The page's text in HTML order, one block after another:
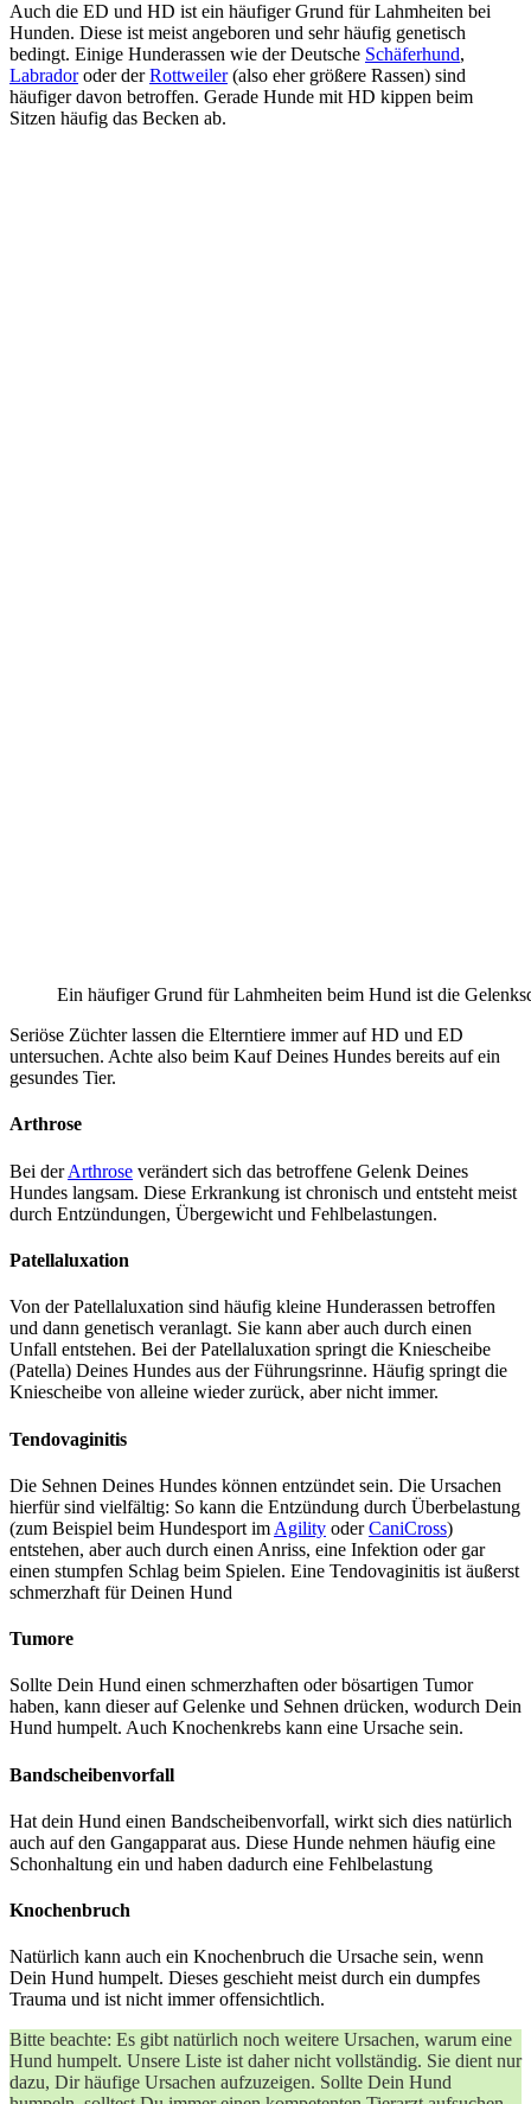
Auch die ED und HD ist ein häufiger Grund für Lahmheiten bei
Hunden. Diese ist meist angeboren und sehr häufig genetisch
bedingt. Einige Hunderassen wie der Deutsche Schäferhund,
Labradoroder derRottweiler(also eher größere Rassen) sind
häufiger davon betroffen. Gerade Hunde mit HD kippen beim
Sitzen häufig das Becken ab.
Ein häufiger Grund für Lahmheiten beim Hund ist die
Seriöse Züchter lassen die Elterntiere immer auf HD und ED
untersuchen. Achte also beim Kauf Deines Hundes bereits auf ein
gesundes Tier.
Arthrose
Bei derArthrose verändert sich das betroffene Gelenk Deines
Hundes langsam. Diese Erkrankung ist chronisch und entsteht meist
durch Entzündungen, Übergewicht und Fehlbelastungen.
Patellaluxation
Von der Patellaluxation sind häufig kleine Hunderassen betroffen
und dann genetisch veranlagt. Sie kann aber auch durch einen
Unfall entstehen. Bei der Patellaluxation springt die Kniescheibe
(Patella) Deines Hundes aus der Führungsrinne. Häufig springt die
Kniescheibe von alleine wieder zurück, aber nicht immer.
Tendovaginitis
Die Sehnen Deines Hundes können entzündet sein. Die Ursachen
hierfür sind vielfältig: So kann die Entzündung durch Überbelastung
(zum Beispiel beim Hundesport im Agility oderCaniCross)
entstehen, aber auch durch einen Anriss, eine Infektion oder gar
einen stumpfen Schlag beim Spielen. Eine Tendovaginitis ist äußerst
schmerzhaft für Deinen Hund
Tumore
Sollte Dein Hund einen schmerzhaften oder bösartigen Tumor
haben, kann dieser auf Gelenke und Sehnen drücken, wodurch Dein
Hund humpelt. Auch Knochenkrebs kann eine Ursache sein.
Bandscheibenvorfall
Hat dein Hund einen Bandscheibenvorfall, wirkt sich dies natürlich
auch auf den Gangapparat aus. Diese Hunde nehmen häufig eine
Schonhaltung ein und haben dadurch eine Fehlbelastung
Knochenbruch
Natürlich kann auch ein Knochenbruch die Ursache sein, wenn
Dein Hund humpelt. Dieses geschieht meist durch ein dumpfes
Trauma und ist nicht immer offensichtlich.
Bitte beachte: Es gibt natürlich noch weitere Ursachen, warum eine
Hund humpelt. Unsere Liste ist daher nicht vollständig. Sie dient nur
dazu, Dir häufige Ursachen aufzuzeigen. Sollte Dein Hund